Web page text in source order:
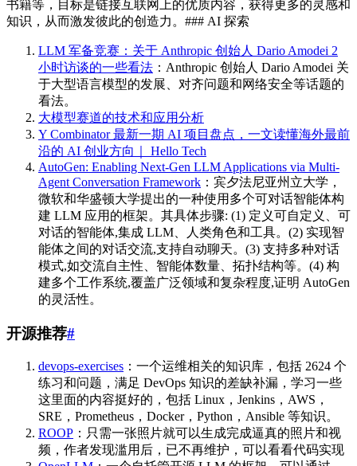
书籍等，目标是链接互联网上的优质内容，获得更多的灵感和
知识，从而激发彼此的创造力。### AI 探索
LLM 军备竞赛：关于 Anthropic 创始人 Dario Amodei 2
小时访谈的一些看法 ：Anthropic 创始人 Dario Amodei 关
于大型语言模型的发展、对齐问题和网络安全等话题的
看法。
大模型赛道的技术和应用分析
Y Combinator 最新一期 AI 项目盘点，一文读懂海外最前
沿的 AI 创业方向｜ Hello Tech
AutoGen: Enabling Next-Gen LLM Applications via Multi-
Agent Conversation Framework ：宾夕法尼亚州立大学，
微软和华盛顿大学提出的一种使用多个可对话智能体构
建 LLM 应用的框架。其具体步骤: (1) 定义可自定义、可
对话的智能体,集成 LLM、人类角色和工具。(2) 实现智
能体之间的对话交流,支持自动聊天。(3) 支持多种对话
模式,如交流自主性、智能体数量、拓扑结构等。(4) 构
建多个工作系统,覆盖广泛领域和复杂程度,证明 AutoGen
的灵活性。
开源推荐#
devops-exercises ：一个运维相关的知识库，包括 2624 个
练习和问题，满足 DevOps 知识的差缺补漏，学习一些
这里面的内容挺好的，包括 Linux，Jenkins，AWS，
SRE，Prometheus，Docker，Python，Ansible 等知识。
ROOP ：只需一张照片就可以生成完成逼真的照片和视
频，作者发现滥用后，已不再维护，可以看看代码实现